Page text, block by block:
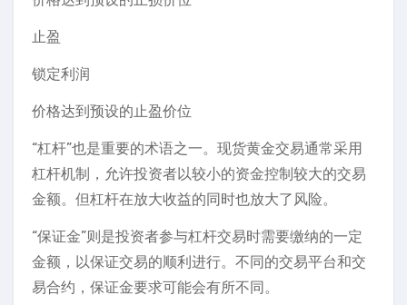
止盈
锁定利润
价格达到预设的止盈价位
“杠杆”也是重要的术语之一。现货黄金交易通常采用
杠杆机制，允许投资者以较小的资金控制较大的交易
金额。但杠杆在放大收益的同时也放大了风险。
“保证金”则是投资者参与杠杆交易时需要缴纳的一定
金额，以保证交易的顺利进行。不同的交易平台和交
易合约，保证金要求可能会有所不同。